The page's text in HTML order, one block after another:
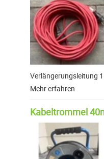
Verlängerungsleitung
Mehr erfahren
Kabeltrommel